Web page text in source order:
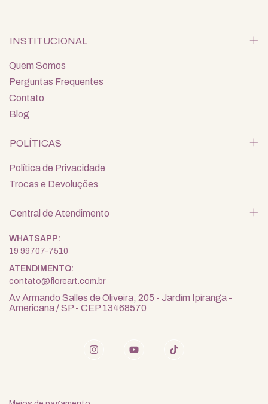
INSTITUCIONAL
Quem Somos
Perguntas Frequentes
Contato
Blog
POLÍTICAS
Política de Privacidade
Trocas e Devoluções
Central de Atendimento
19 99707-7510
contato@floreart.com.br
Av Armando Salles de Oliveira, 205 - Jardim Ipiranga -
Americana / SP - CEP 13468570